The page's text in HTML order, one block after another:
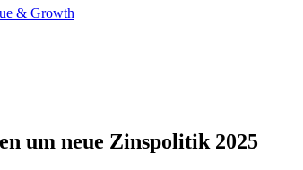
& Growth
um neue Zinspolitik 2025